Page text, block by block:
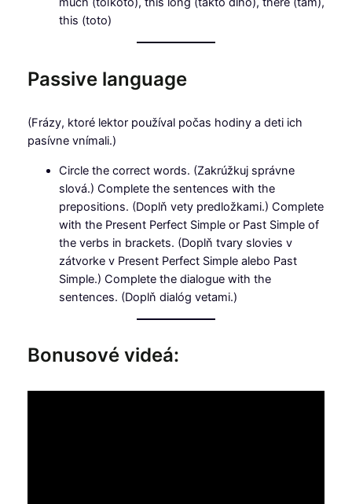
this (toto)
Passive language
(Frázy, ktoré lektor používal počas hodiny a deti ich
pasívne vnímali.)
Circle the correct words. (Zakrúžkuj správne
slová.) Complete the sentences with the
prepositions. (Doplň vety predložkami.) Complete
with the Present Perfect Simple or Past Simple of
the verbs in brackets. (Doplň tvary slovies v
zátvorke v Present Perfect Simple alebo Past
Simple.) Complete the dialogue with the
sentences. (Doplň dialóg vetami.)
Bonusové videá: